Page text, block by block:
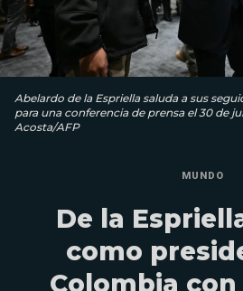
Abelardo de la Espriella saluda a sus
para una conferencia de prensa el 30 de
Acosta/AFP
MUNDO
De la
como
Colombia